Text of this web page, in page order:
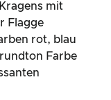
mit
Flagge
rot, blau
Farbe